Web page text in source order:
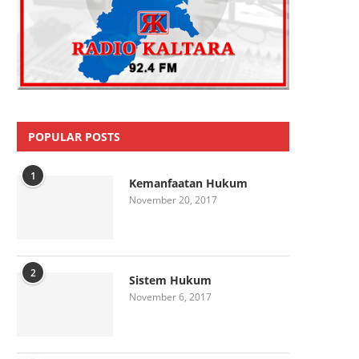
POPULAR POSTS
1 Kemanfaatan Hukum
November 20, 2017
2 Sistem Hukum
November 6, 2017